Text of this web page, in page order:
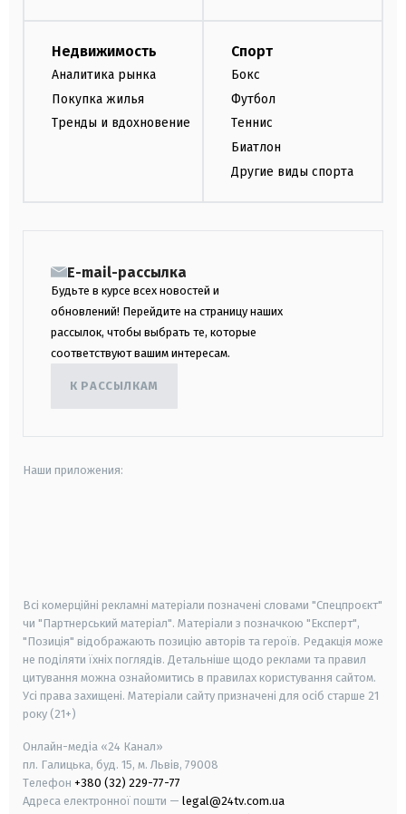
Недвижимость
Аналитика рынка
Покупка жилья
Тренды и вдохновение
Спорт
Бокс
Футбол
Теннис
Биатлон
Другие виды спорта
E-mail-рассылка
Будьте в курсе всех новостей и
обновлений! Перейдите на страницу наших
рассылок, чтобы выбрать те, которые
соответствуют вашим интересам.
К РАССЫЛКАМ
Наши приложения:
Всі комерційні рекламні матеріали позначені словами "Спецпроєкт"
чи "Партнерський матеріал". Матеріали з позначкою "Експерт",
"Позиція" відображають позицію авторів та героїв. Редакція може
не поділяти їхніх поглядів. Детальніше щодо реклами та правил
цитування можна ознайомитись в правилах користування сайтом.
Усі права захищені. Матеріали сайту призначені для осіб старше 21
року (21+)
Онлайн-медіа «24 Канал»
пл. Галицька, буд. 15, м. Львів, 79008
Телефон +380 (32) 229-77-77
Адреса електронної пошти — legal@24tv.com.ua